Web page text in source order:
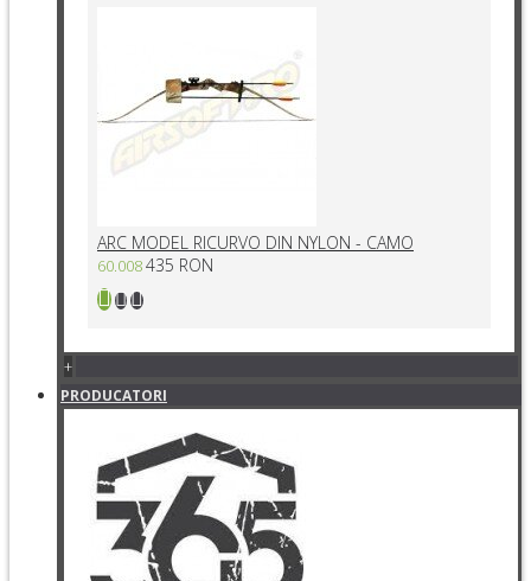
ARC MODEL RICURVO DIN NYLON - CAMO
60.008435 RON
+
PRODUCATORI